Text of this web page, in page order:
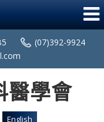
(07)392-9924
English